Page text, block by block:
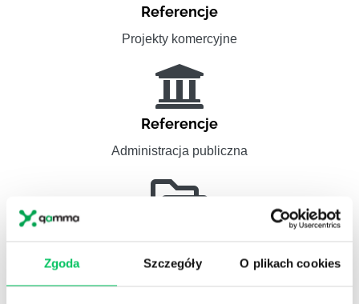
Zgoda Szczegóły O plikach cookies
Referencje
Projekty komercyjne
Referencje
Administracja publiczna
Pełna lista referencyjna